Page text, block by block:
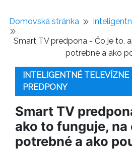
Domovská stránka
Smart TV predpona - Čo je to,
potrebné a ako
INTELIGENTNÉ TELEVÍZNE
PREDPONY
Smart TV
ako to funguje, na
potrebné a ako